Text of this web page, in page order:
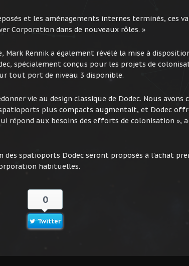
et les aménagements internes terminés, ces
Corporation dans de nouveaux rôles. »
Mark Rennik a également révélé la mise à
spécialement conçus pour les projets de
tout port de niveau 3 disponible.
vie au design classique de Dodec. Nous avons
plus compacts augmentait, et Dodec
répond aux besoins des efforts de colonisation »,
des spatioports Dodec seront proposés à l’achat
habituelles.
0
Twitter